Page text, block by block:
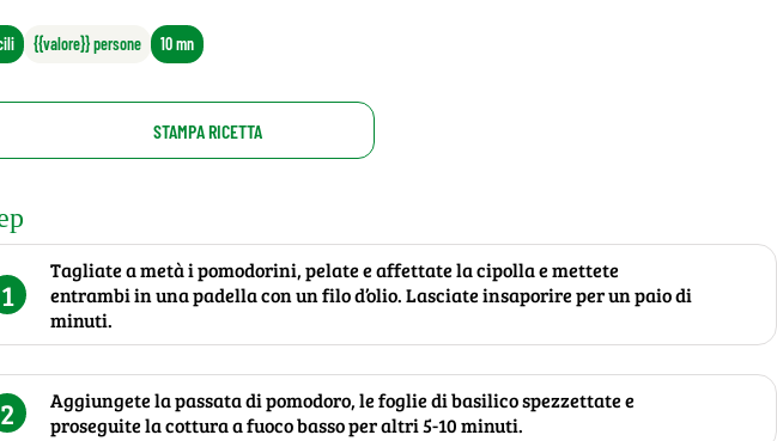
{{valore}} persone 10 mn
STAMPA RICETTA
1
Tagliate a metà i pomodorini, pelate e affettate la cipolla e mettete
entrambi in una padella con un filo d’olio. Lasciate insaporire per un paio di
minuti.
2
Aggiungete la passata di pomodoro, le foglie di basilico spezzettate e
proseguite la cottura a fuoco basso per altri 5-10 minuti.